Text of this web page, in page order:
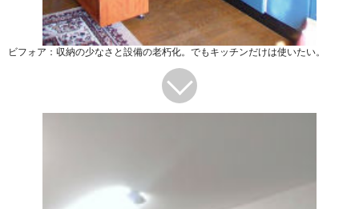
ビフォア：収納の少なさと設備の老朽化。でもキッチンだけは使いたい。